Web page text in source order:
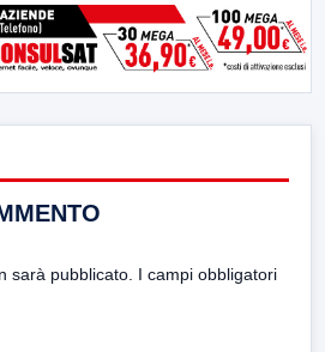
sarà pubblicato. I campi obbligatori